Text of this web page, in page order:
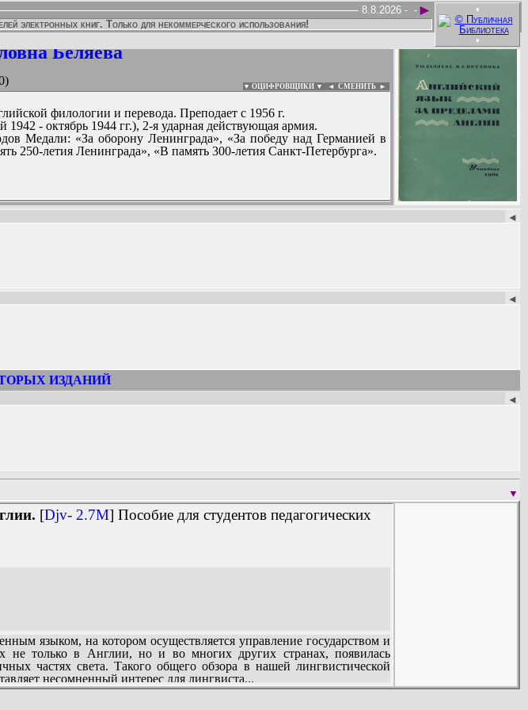
•
•
►
-
8.8.2026 -
электронных книг. Только для некоммерческого использования!
Беляева
▼ ОЦИФРОВЩИКИ ▼ ◄ СМЕНИТЬ ►
филологии и перевода. Преподает с 1956 г.
- октябрь 1944 гг.), 2-я ударная действующая армия.
Медали: «За оборону Ленинграда», «За победу над Германией в
250-летия Ленинграда», «В память 300-летия Санкт-Петербурга».
:
◄
◄
ИЗДАНИЙ
◄
▼
[Djv- 2.7M] Пособие для студентов педагогических
языком, на котором осуществляется управление государством и
не только в Англии, но и во многих других странах, появилась
частях света. Такого общего обзора в нашей лингвистической
несомненный интерес для лингвиста...